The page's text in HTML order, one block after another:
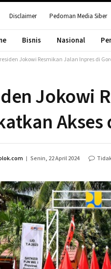
Disclaimer Pedoman Media Siber
Bisnis Nasional
Jokowi Resmikan Jalan Inpres di
Jokowi
Senin, 22 April 2024